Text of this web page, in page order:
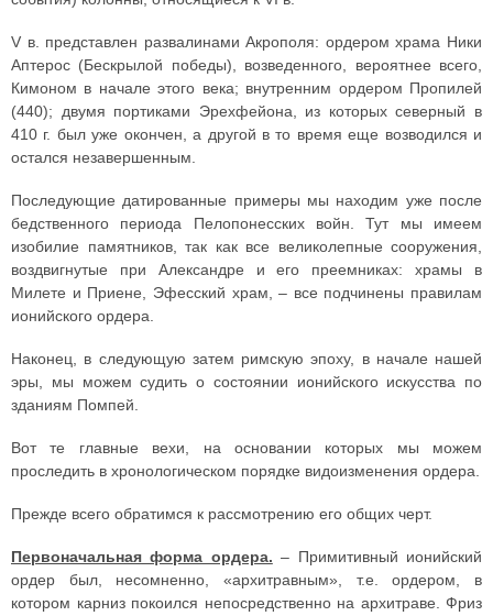
V в. представлен развалинами Акрополя: ордером храма Ники
Аптерос (Бескрылой победы), возведенного, вероятнее всего,
Кимоном в начале этого века; внутренним ордером Пропилей
(440); двумя портиками Эрехфейона, из которых северный в
410 г. был уже окончен, а другой в то время еще возводился и
остался незавершенным.
Последующие датированные примеры мы находим уже после
бедственного периода Пелопонесских войн. Тут мы имеем
изобилие памятников, так как все великолепные сооружения,
воздвигнутые при Александре и его преемниках: храмы в
Милете и Приене, Эфесский храм, – все подчинены правилам
ионийского ордера.
Наконец, в следующую затем римскую эпоху, в начале нашей
эры, мы можем судить о состоянии ионийского искусства по
зданиям Помпей.
Вот те главные вехи, на основании которых мы можем
проследить в хронологическом порядке видоизменения ордера.
Прежде всего обратимся к рассмотрению его общих черт.
Первоначальная форма ордера. – Примитивный ионийский
ордер был, несомненно, «архитравным», т.е. ордером, в
котором карниз покоился непосредственно на архитраве. Фриз